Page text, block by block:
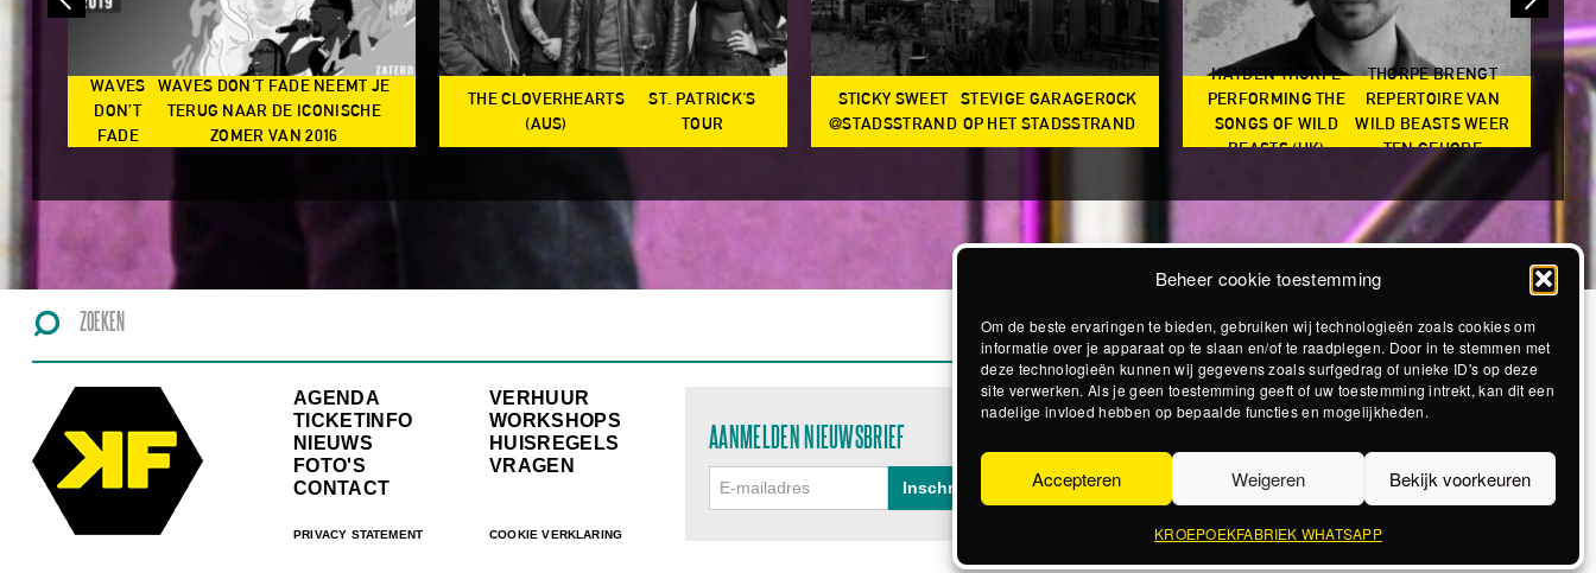
Beheer cookie toestemming
Om de beste ervaringen te bieden, gebruiken wij technologieën zoals cookies om
informatie over je apparaat op te slaan en/of te raadplegen. Door in te stemmen met
deze technologieën kunnen wij gegevens zoals surfgedrag of unieke ID's op deze
site verwerken. Als je geen toestemming geeft of uw toestemming intrekt, kan dit een
nadelige invloed hebben op bepaalde functies en mogelijkheden.
Accepteren Weigeren Bekijk voorkeuren
KROEPOEKFABRIEK WHATSAPP
WAVES
DON’T
FADE
WAVES DON'T FADE NEEMT JE
TERUG NAAR DE ICONISCHE
ZOMER VAN 2016
THE CLOVERHEARTS
(AUS)
ST. PATRICK'S
TOUR
STICKY SWEET
@STADSSTRAND
STEVIGE GARAGEROCK
OP HET STADSSTRAND
HAYDEN THORPE
PERFORMING THE
SONGS OF WILD
BEASTS (UK)
THORPE BRENGT
REPERTOIRE VAN
WILD BEASTS WEER
TEN GEHORE
AGENDA
TICKETINFO
NIEUWS
FOTO'S
CONTACT
PRIVACY STATEMENT
VERHUUR
WORKSHOPS
HUISREGELS
VRAGEN
COOKIE VERKLARING
AANMELDEN NIEUWSBRIEF